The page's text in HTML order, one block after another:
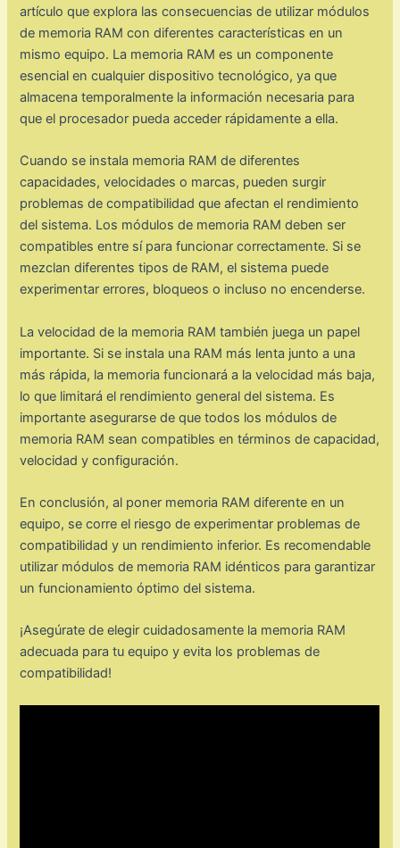
artículo que explora las consecuencias de utilizar módulos
de memoria RAM con diferentes características en un
mismo equipo. La memoria RAM es un componente
esencial en cualquier dispositivo tecnológico, ya que
almacena temporalmente la información necesaria para
que el procesador pueda acceder rápidamente a ella.
Cuando se instala memoria RAM de diferentes
capacidades, velocidades o marcas, pueden surgir
problemas de compatibilidad que afectan el rendimiento
del sistema. Los módulos de memoria RAM deben ser
compatibles entre sí para funcionar correctamente. Si se
mezclan diferentes tipos de RAM, el sistema puede
experimentar errores, bloqueos o incluso no encenderse.
La velocidad de la memoria RAM también juega un papel
importante. Si se instala una RAM más lenta junto a una
más rápida, la memoria funcionará a la velocidad más baja,
lo que limitará el rendimiento general del sistema. Es
importante asegurarse de que todos los módulos de
memoria RAM sean compatibles en términos de capacidad,
velocidad y configuración.
En conclusión, al poner memoria RAM diferente en un
equipo, se corre el riesgo de experimentar problemas de
compatibilidad y un rendimiento inferior. Es recomendable
utilizar módulos de memoria RAM idénticos para garantizar
un funcionamiento óptimo del sistema.
¡Asegúrate de elegir cuidadosamente la memoria RAM
adecuada para tu equipo y evita los problemas de
compatibilidad!